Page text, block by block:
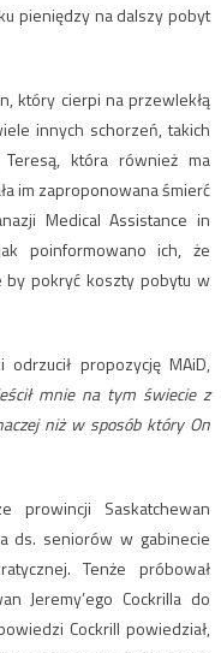
pieniędzy na dalszy pobyt
który cierpi na przewlekłą
innych schorzeń, takich
która również ma
im zaproponowana śmierć
Medical Assistance in
poinformowano ich, że
by pokryć koszty pobytu w
odrzucił propozycję MAiD,
mnie na tym świecie z
niż w sposób który On
prowincji Saskatchewan
ds. seniorów w gabinecie
Tenże próbował
Jeremy’ego Cockrilla do
Cockrill powiedział,